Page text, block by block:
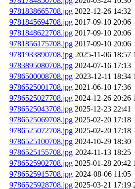
9781838665708.jpg 2022-12-26 14:32
9781845694708.jpg 2017-09-10 20:06
9781848622708.jpg 2017-09-10 20:06
9781856175708.jpg 2017-09-10 20:06
9781933890708.jpg 2025-11-06 18:57
9783895080708.jpg 2024-07-16 17:13
9786500008708.jpg 2023-12-11 18:34
9786525001708.jpg 2021-06-10 17:36
9786525027708.jpg 2024-12-26 20:26
9786525043708.jpg 2025-12-23 22:41
9786525069708.jpg 2025-02-20 17:18
9786525072708.jpg 2025-02-20 17:18
9786525100708.jpg 2024-10-29 18:30
9786525155708.jpg 2024-11-13 18:25
9786525902708.jpg 2025-01-28 20:42
9786525915708.jpg 2024-08-06 11:05
9786525928708.jpg 2025-03-21 17:19